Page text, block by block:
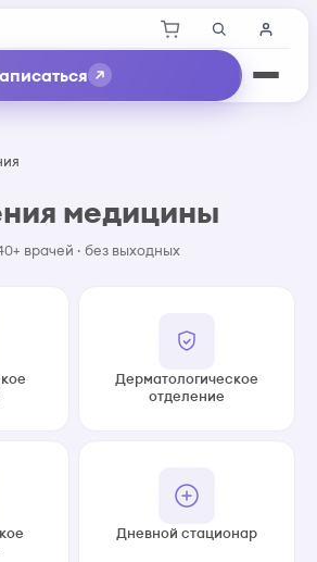
медицины
врачей · без выходных
Дерматологическое
отделение
Дневной стационар